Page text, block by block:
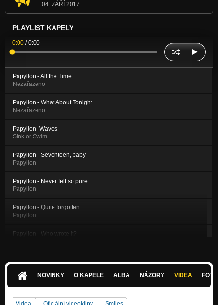
04. ZÁŘÍ 2017
PLAYLIST KAPELY
0:00 /0:00
Papyllon - All the Time
Nezařazeno
Papyllon - What About Tonight
Nezařazeno
Papyllon- Waves
Sink or Swim
Papyllon - Seventeen, baby
Papyllon
Papyllon - Never felt so pure
Papyllon
Papyllon - Quite forgotten
Papyllon
Papyllon - Who wrote it?
Papyllon - Shelter
NOVINKY O KAPELE ALBA NÁZORY VIDEA
Videa Oficiální videoklipy Smiles